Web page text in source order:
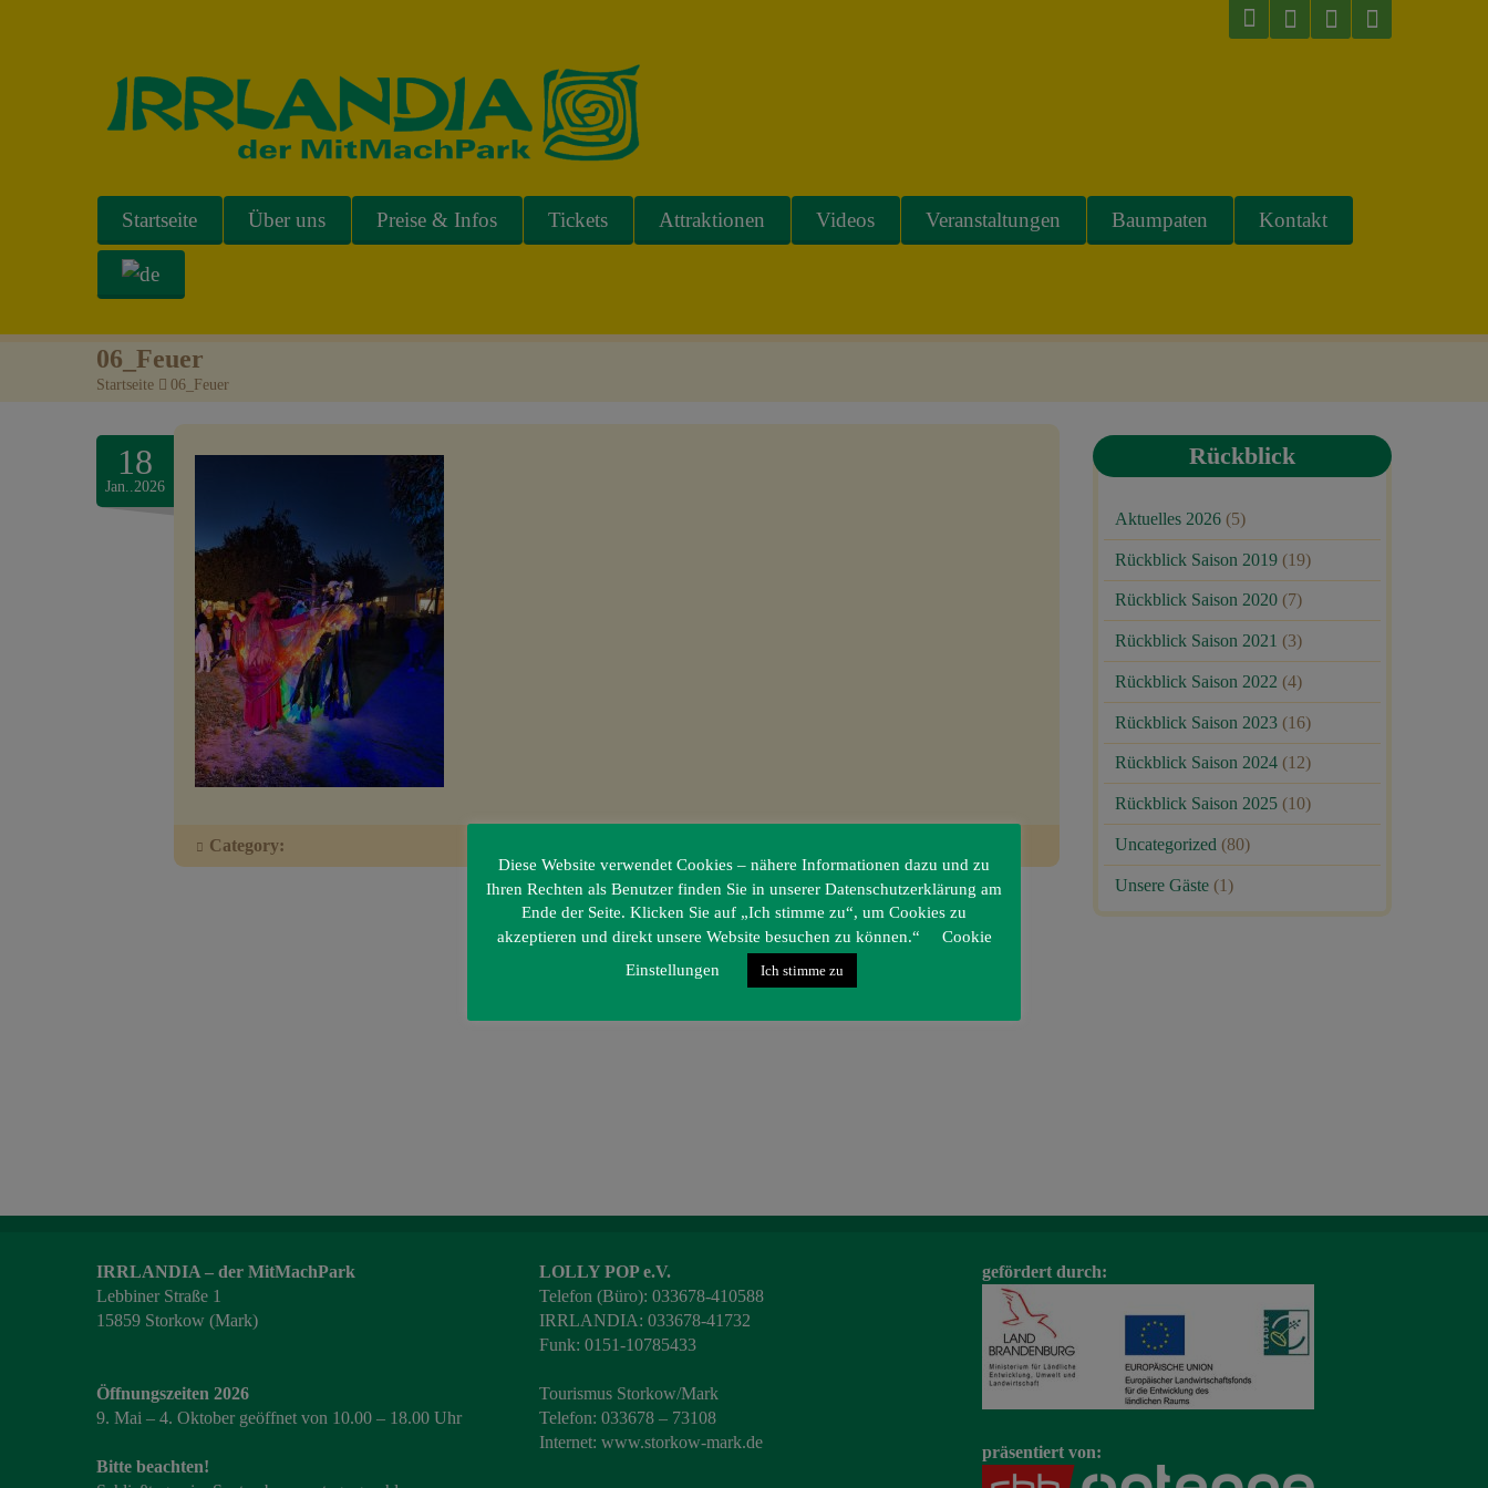
Startseite Über uns Preise & Infos Tickets Attraktionen Videos Veranstaltungen Baumpaten Kontakt
06_Feuer
Startseite > 06_Feuer
18
Jan..2026
Category:
Rückblick
Aktuelles 2026 (5)
Rückblick Saison 2019 (19)
Rückblick Saison 2020 (7)
Rückblick Saison 2021 (3)
Rückblick Saison 2022 (4)
Rückblick Saison 2023 (16)
Rückblick Saison 2024 (12)
Rückblick Saison 2025 (10)
Uncategorized (80)
Unsere Gäste (1)
IRRLANDIA – der MitMachPark
Lebbiner Straße 1
15859 Storkow (Mark)
Öffnungszeiten 2026
9. Mai – 4. Oktober geöffnet von 10.00 – 18.00 Uhr
Bitte beachten!
LOLLY POP e.V.
Telefon (Büro): 033678-410588
IRRLANDIA: 033678-41732
Funk: 0151-10785433
Tourismus Storkow/Mark
Telefon: 033678 – 73108
Internet: www.storkow-mark.de
gefördert durch:
präsentiert von:
Diese Website verwendet Cookies – nähere Informationen dazu und zu
Ihren Rechten als Benutzer finden Sie in unserer Datenschutzerklärung am
Ende der Seite. Klicken Sie auf „Ich stimme zu“, um Cookies zu
akzeptieren und direkt unsere Website besuchen zu können.“
Cookie
Einstellungen
Ich stimme zu